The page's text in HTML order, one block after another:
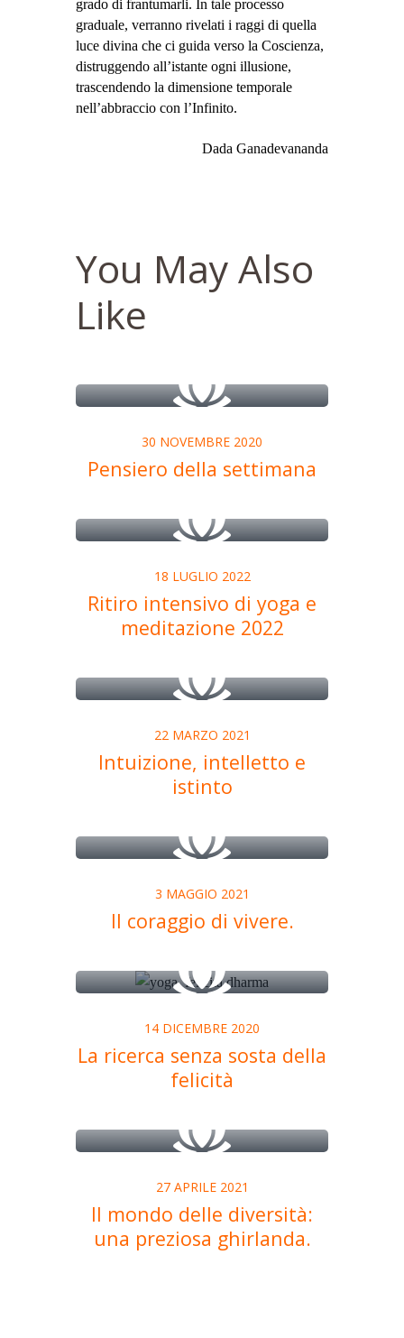
grado di frantumarli. In tale processo
graduale, verranno rivelati i raggi di quella
luce divina che ci guida verso la Coscienza,
distruggendo all’istante ogni illusione,
trascendendo la dimensione temporale
nell’abbraccio con l’Infinito.
Dada Ganadevananda
You May Also
Like
30 NOVEMBRE 2020
Pensiero della settimana
18 LUGLIO 2022
Ritiro intensivo di yoga e
meditazione 2022
22 MARZO 2021
Intuizione, intelletto e
istinto
3 MAGGIO 2021
Il coraggio di vivere.
14 DICEMBRE 2020
La ricerca senza sosta della
felicità
27 APRILE 2021
Il mondo delle diversità:
una preziosa ghirlanda.